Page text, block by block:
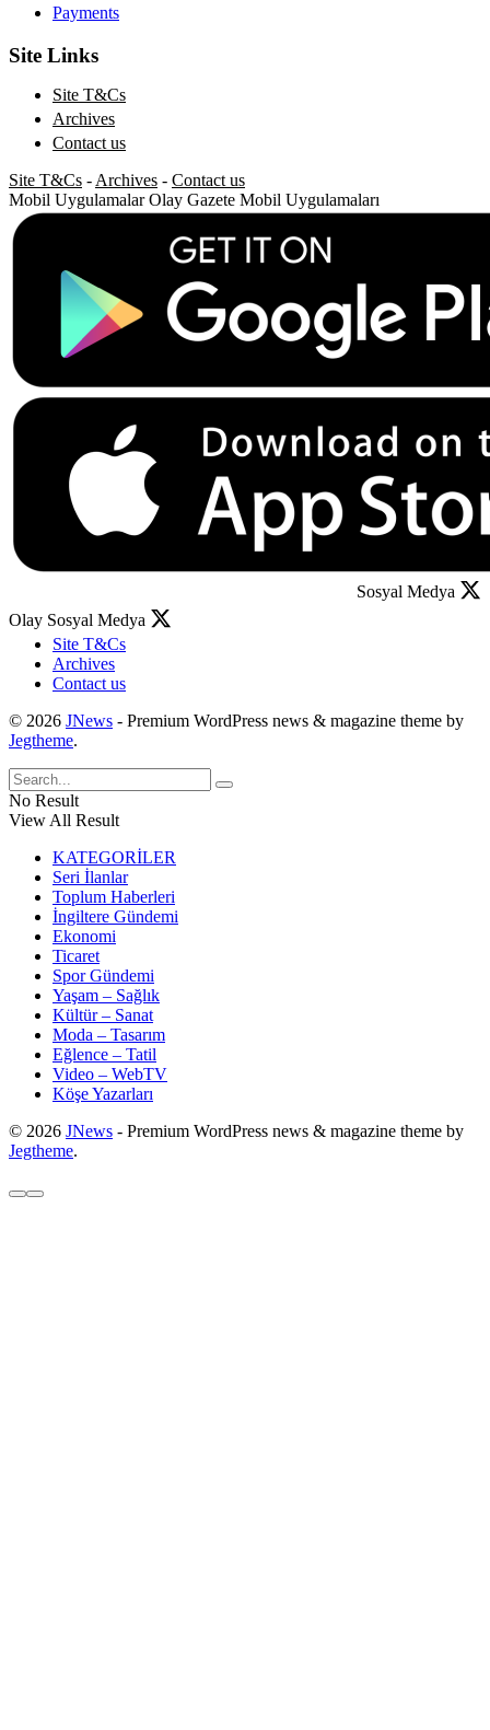
Payments
Site Links
Site T&Cs
Archives
Contact us
Site T&Cs - Archives - Contact us
Mobil Uygulamalar Olay Gazete Mobil Uygulamaları
Sosyal Medya
Olay Sosyal Medya
Site T&Cs
Archives
Contact us
© 2026 JNews - Premium WordPress news & magazine theme by
Jegtheme.
No Result
View All Result
KATEGORİLER
Seri İlanlar
Toplum Haberleri
İngiltere Gündemi
Ekonomi
Ticaret
Spor Gündemi
Yaşam – Sağlık
Kültür – Sanat
Moda – Tasarım
Eğlence – Tatil
Video – WebTV
Köşe Yazarları
© 2026 JNews - Premium WordPress news & magazine theme by
Jegtheme.